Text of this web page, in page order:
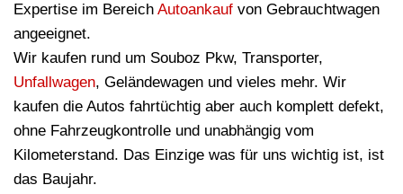
Expertise im Bereich Autoankauf von Gebrauchtwagen
angeeignet.
Wir kaufen rund um Souboz Pkw, Transporter,
Unfallwagen, Geländewagen und vieles mehr. Wir
kaufen die Autos fahrtüchtig aber auch komplett defekt,
ohne Fahrzeugkontrolle und unabhängig vom
Kilometerstand. Das Einzige was für uns wichtig ist, ist
das Baujahr.